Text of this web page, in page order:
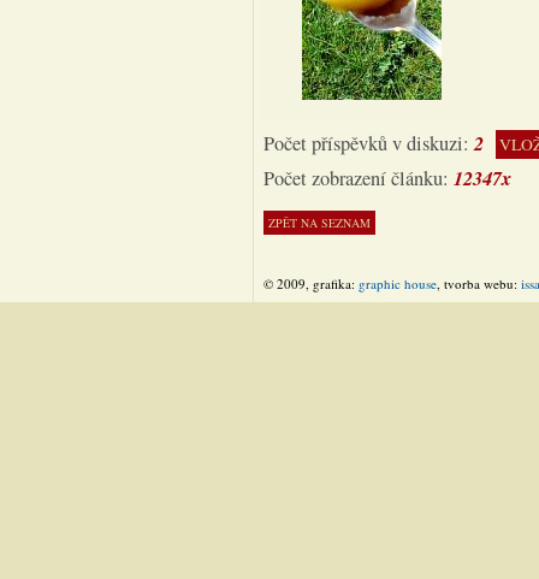
Počet příspěvků v diskuzi:2
Počet zobrazení článku: 12347x
© 2009, grafika: graphic house, tvorba webu: